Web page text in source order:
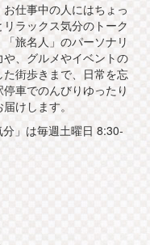
仕事中の人にはちょっ
ラックス気分のトーク
旅名人」のパーソナリ
、グルメやイベントの
街歩きまで、日常を忘
車でのんびりゆったり
けします。
」は毎週土曜日 8:30-